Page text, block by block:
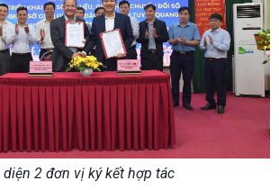
2 đơn vị ký kết hợp tác